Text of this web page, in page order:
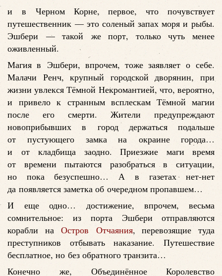
и в Черном Корне, первое, что почувствует
путешественник — это соленый запах моря и рыбы.
Эшбери — такой же порт, только чуть менее
оживленный.
Магия в Эшбери, впрочем, тоже заявляет о себе.
Малачи Ренч, крупный городской дворянин, при
жизни увлекся Тёмной Некромантией, что, вероятно,
и привело к странным всплескам Тёмной магии
после его смерти. Жители предупреждают
новоприбывших в город держаться подальше
от пустующего замка на окраине города…
и от кладбища заодно. Приезжие маги время
от времени пытаются разобраться в ситуации,
но пока безуспешно… А в газетах нет-нет
да появляется заметка об очередном пропавшем…
И еще одно… достижение, впрочем, весьма
сомнительное: из порта Эшбери отправляются
корабли наОстров Отчаяния, перевозящие туда
преступников отбывать наказание. Путешествие
бесплатное, но без обратного транзита…
Конечно же, Объединённое Королевство